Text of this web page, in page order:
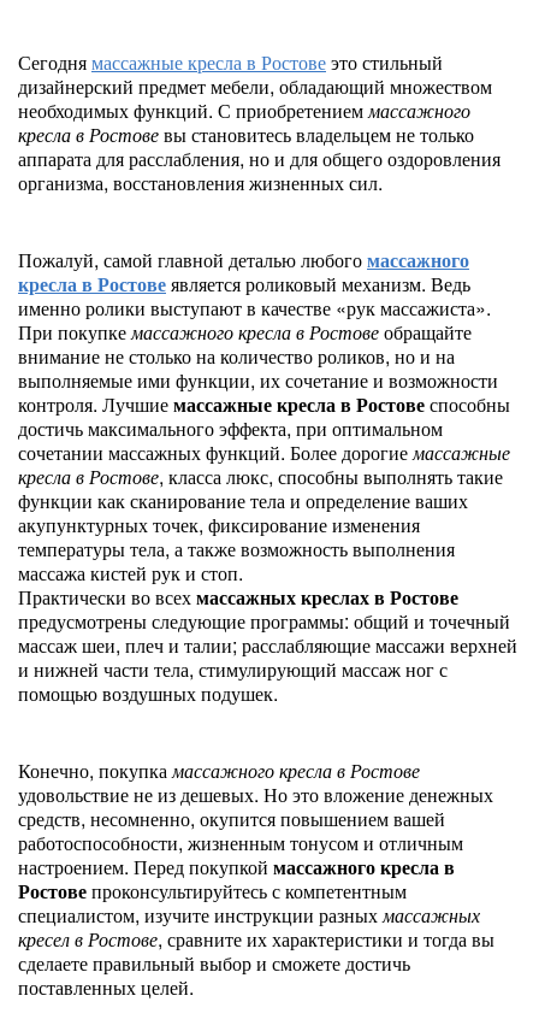
Сегоднямассажные кресла в Ростовеэто стильный
дизайнерский предмет мебели, обладающий множеством
необходимых функций. С приобретениеммассажного
кресла в Ростовевы становитесь владельцем не только
аппарата для расслабления, но и для общего оздоровления
организма, восстановления жизненных сил.
Пожалуй, самой главной деталью любогомассажного
кресла в Ростовеявляется роликовый механизм. Ведь
именно ролики выступают в качестве «рук массажиста».
При покупкемассажного кресла в Ростовеобращайте
внимание не столько на количество роликов, но и на
выполняемые ими функции, их сочетание и возможности
контроля. Лучшиемассажные кресла в Ростовеспособны
достичь максимального эффекта, при оптимальном
сочетании массажных функций. Более дорогиемассажные
кресла в Ростове, класса люкс, способны выполнять такие
функции как сканирование тела и определение ваших
акупунктурных точек, фиксирование изменения
температуры тела, а также возможность выполнения
массажа кистей рук и стоп.
Практически во всехмассажных креслах в Ростове
предусмотрены следующие программы: общий и точечный
массаж шеи, плеч и талии; расслабляющие массажи верхней
и нижней части тела, стимулирующий массаж ног с
помощью воздушных подушек.
Конечно, покупкамассажного кресла в Ростове
удовольствие не из дешевых. Но это вложение денежных
средств, несомненно, окупится повышением вашей
работоспособности, жизненным тонусом и отличным
настроением. Перед покупкой массажного кресла в
Ростовепроконсультируйтесь с компетентным
специалистом, изучите инструкции разныхмассажных
кресел в Ростове, сравните их характеристики и тогда вы
сделаете правильный выбор и сможете достичь
поставленных целей.